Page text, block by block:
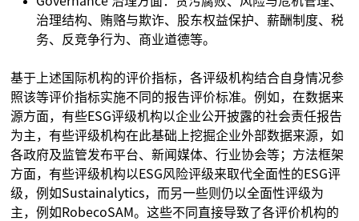
治理结构、贿赂与欺诈、股东权益保护、薪酬制度、税
务、反竞争行为、商业道德等。
基于上述国际机构的评价指标，各评级机构结合自身情况参
照该等评价指标实施不同的报告评价标准。例如，在数据来
源方面，有些ESG评级机构以企业公开披露的社会责任报告
为主，有些评级机构在此基础上挖掘企业外部数据来源，如
各政府及监管发布平台、新闻媒体、行业协会等；方法框架
方面，有些评级机构以ESG风险评级来取代全面性的ESG评
级，例如Sustainalytics，而另一些则仍以全面性评级为
主，例如RobecoSAM。这些不同直接导致了各评价机构的